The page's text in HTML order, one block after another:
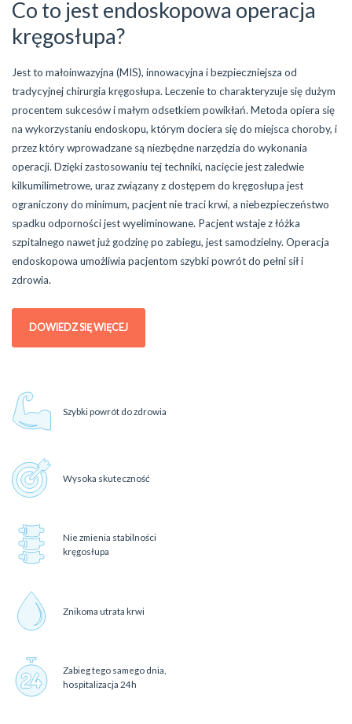
Co to jest endoskopowa operacja
kręgosłupa?
Jest to małoinwazyjna (MIS), innowacyjna i bezpieczniejsza od
tradycyjnej chirurgia kręgosłupa. Leczenie to charakteryzuje się dużym
procentem sukcesów i małym odsetkiem powikłań. Metoda opiera się
na wykorzystaniu endoskopu, którym dociera się do miejsca choroby, i
przez który wprowadzane są niezbędne narzędzia do wykonania
operacji. Dzięki zastosowaniu tej techniki, nacięcie jest zaledwie
kilkumilimetrowe, uraz związany z dostępem do kręgosłupa jest
ograniczony do minimum, pacjent nie traci krwi, a niebezpieczeństwo
spadku odporności jest wyeliminowane. Pacjent wstaje z łóżka
szpitalnego nawet już godzinę po zabiegu, jest samodzielny. Operacja
endoskopowa umożliwia pacjentom szybki powrót do pełni sił i
zdrowia.
DOWIEDZ SIĘ WIĘCEJ
Szybki powrót do zdrowia
Wysoka skuteczność
Nie zmienia stabilności
kręgosłupa
Znikoma utrata krwi
Zabieg tego samego dnia,
hospitalizacja 24h